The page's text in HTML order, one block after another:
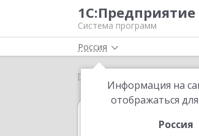
1С:Предприятие
Система программ
Россия
Информация на
отображаться
Россия
Главная